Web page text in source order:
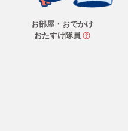
お部屋・おでかけ
おたすけ隊員